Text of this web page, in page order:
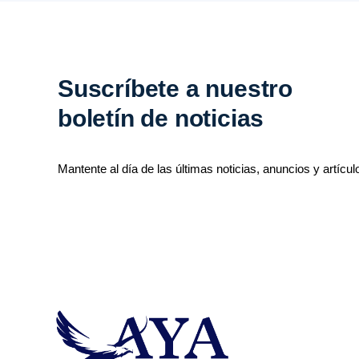
Suscríbete a nuestro
boletín de noticias
Mantente al día de las últimas noticias, anuncios y